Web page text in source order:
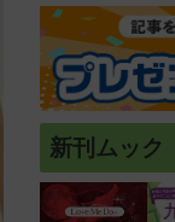
新刊ムック